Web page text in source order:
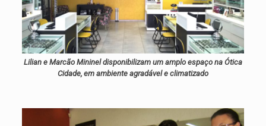
Lilian e Marcão Mininel disponibilizam um amplo espaço na Ótica
Cidade, em ambiente agradável e climatizado